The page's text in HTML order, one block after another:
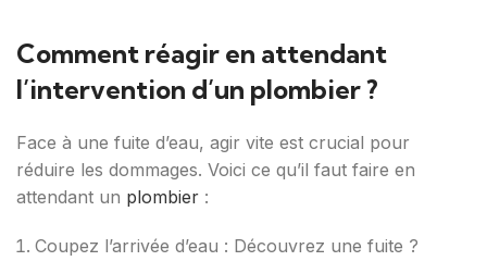
Comment réagir en attendant
l’intervention d’un plombier ?
Face à une fuite d’eau, agir vite est crucial pour
réduire les dommages. Voici ce qu’il faut faire en
attendant un plombier :
Coupez l’arrivée d’eau : Découvrez une fuite ?